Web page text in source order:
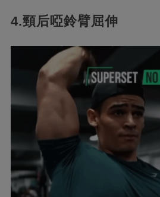
4.頸后啞鈴臂屈伸